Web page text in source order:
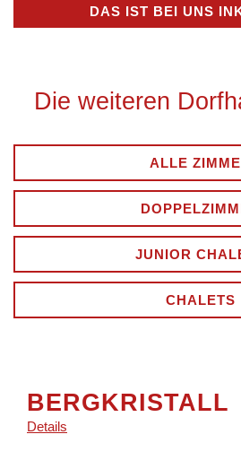
DAS IST BEI UNS
Die weiteren
ALLE
JUNIOR
CHALETS
BERGKRISTALL
Details